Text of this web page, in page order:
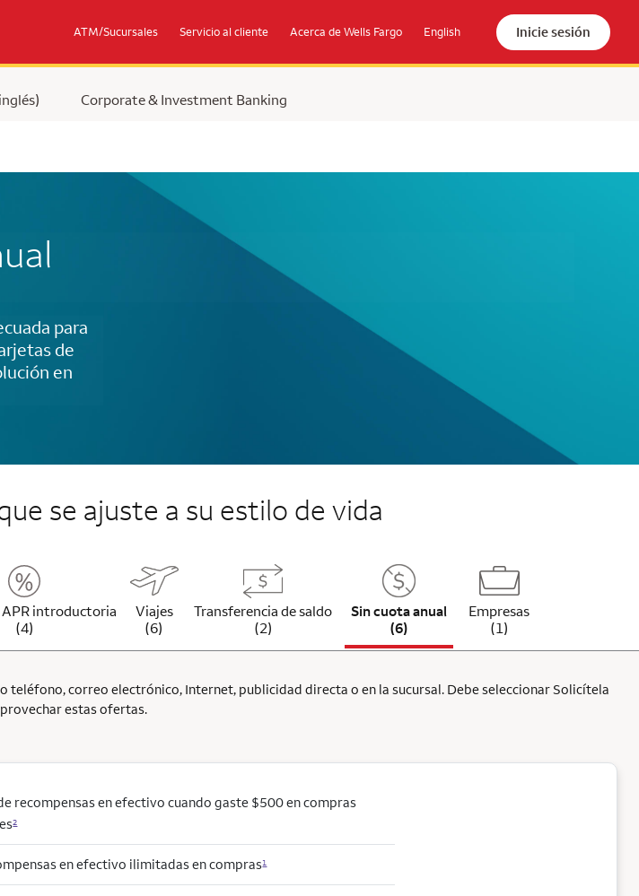
ATM/Sucursales Servicio al cliente Acerca de Wells Fargo English Inicie sesión
Corporate & Investment Banking
para
de
en
se ajuste a su estilo de vida
APR introductoria
(4)
Viajes
(6)
Transferencia de saldo
(2)
Sin cuota anual
(6)
Empresas
(1)
correo electrónico, Internet, publicidad directa o en la sucursal. Debe seleccionar Solicítela
estas ofertas.
recompensas en efectivo cuando gaste $500 en compras
2
en efectivo ilimitadas en compras1